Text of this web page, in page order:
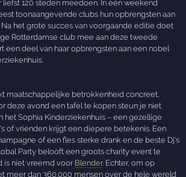
liefst 120 steden meedoen. In één weekend
toonaangevende clubs hun opbrengsten aan
het grote succes van voorgaande editie doet
Rotterdamse club mee aan deze tweede
een deel van haar opbrengsten aan een nobel
maatschappelijke betrokkenheid concreet,
deze avond een tafel te kopen steun je niet
het Sophia Kinderziekenhuis – een gezellige
of vrienden krijgt een diepere betekenis. Een
of een fles sterke drank en de beste Dj's
Party belooft een groots charity event te
is niet vreemd voor Blender. Echter, om op
meer dan 360.000 mensen over de hele wereld